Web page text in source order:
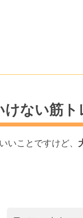
ない筋ト
いことですけど、